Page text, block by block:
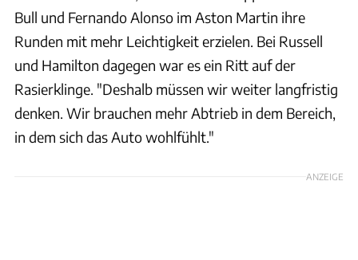
Bull und Fernando Alonso im Aston Martin ihre
Runden mit mehr Leichtigkeit erzielen. Bei Russell
und Hamilton dagegen war es ein Ritt auf der
Rasierklinge. "Deshalb müssen wir weiter langfristig
denken. Wir brauchen mehr Abtrieb in dem Bereich,
in dem sich das Auto wohlfühlt."
ANZEIGE